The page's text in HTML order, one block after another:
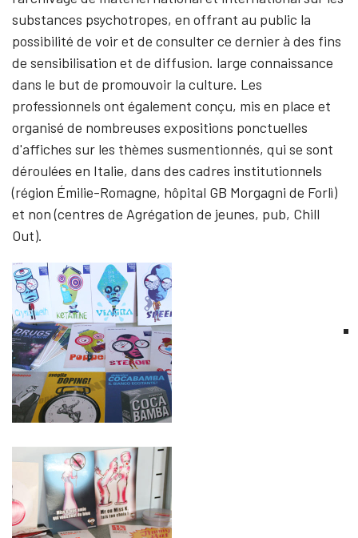
substances psychotropes, en offrant au public la
possibilité de voir et de consulter ce dernier à des fins
de sensibilisation et de diffusion. large connaissance
dans le but de promouvoir la culture. Les
professionnels ont également conçu, mis en place et
organisé de nombreuses expositions ponctuelles
d'affiches sur les thèmes susmentionnés, qui se sont
déroulées en Italie, dans des cadres institutionnels
(région Émilie-Romagne, hôpital GB Morgagni de Forlì)
et non (centres de Agrégation de jeunes, pub, Chill
Out).